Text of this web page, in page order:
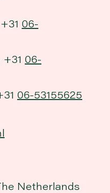
06-
06-
06-53155625
Netherlands